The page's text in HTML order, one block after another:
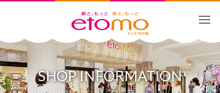
SHOP INFORMATION
ショップ詳細